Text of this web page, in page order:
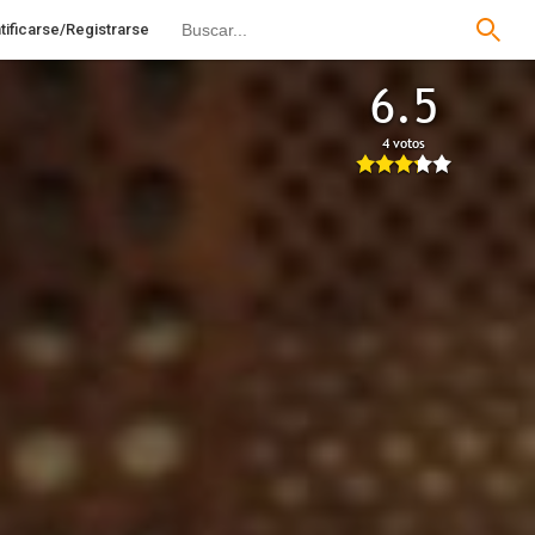
Registrarse
6.5
4 votos